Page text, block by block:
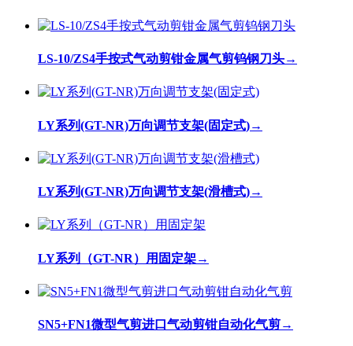
LS-10/ZS4手按式气动剪钳金属气剪钨钢刀头→
LY系列(GT-NR)万向调节支架(固定式)→
LY系列(GT-NR)万向调节支架(滑槽式)→
LY系列（GT-NR）用固定架→
SN5+FN1微型气剪进口气动剪钳自动化气剪→